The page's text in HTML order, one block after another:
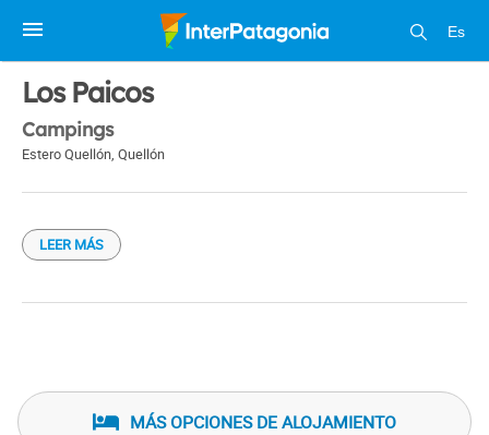
Es
1 / 1
Los Paicos
Campings
Estero Quellón, Quellón
LEER MÁS
MÁS OPCIONES DE ALOJAMIENTO